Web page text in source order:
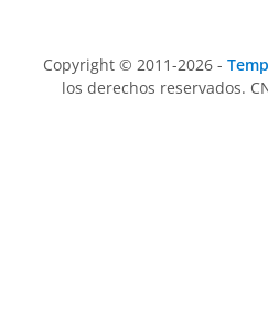
Copyright © 2011-2026 -
los derechos reservados.